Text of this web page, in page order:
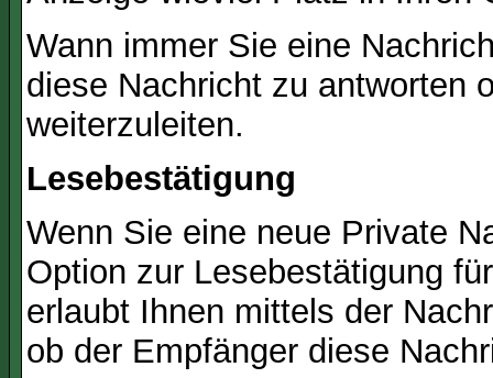
Wann immer Sie eine
diese Nachricht zu antworten
weiterzuleiten.
Lesebestätigung
Wenn Sie eine neue Private
Option zur Lesebestätigung
erlaubt Ihnen mittels der
ob der Empfänger diese